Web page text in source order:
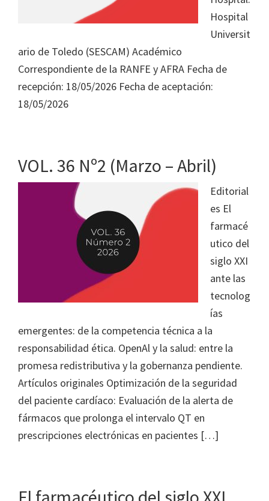
Hospital
Universit
ario de Toledo (SESCAM) Académico
Correspondiente de la RANFE y AFRA Fecha de
recepción: 18/05/2026 Fecha de aceptación:
18/05/2026
VOL. 36 Nº2 (Marzo – Abril)
Editorial
es El
farmacé
utico del
siglo XXI
ante las
tecnolog
ías
emergentes: de la competencia técnica a la
responsabilidad ética. OpenAl y la salud: entre la
promesa redistributiva y la gobernanza pendiente.
Artículos originales Optimización de la seguridad
del paciente cardíaco: Evaluación de la alerta de
fármacos que prolonga el intervalo QT en
prescripciones electrónicas en pacientes […]